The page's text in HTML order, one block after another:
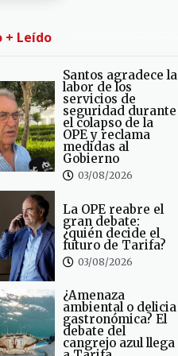
+ Leído
Santos agradece la
labor de los
servicios de
seguridad durante
el colapso de la
OPE y reclama
medidas al
Gobierno
03/08/2026
La OPE reabre el
gran debate:
¿quién decide el
futuro de Tarifa?
03/08/2026
¿Amenaza
ambiental o delicia
gastronómica? El
debate del
cangrejo azul llega